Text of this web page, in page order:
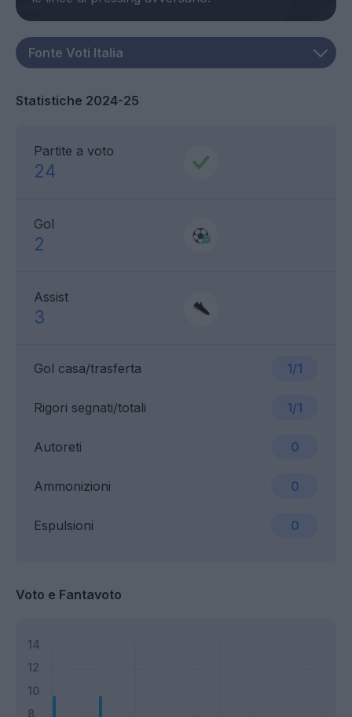
Statistiche 2024-25
Partite a voto
24
Gol
2
Assist
3
Gol casa/trasferta 1/1
Ammonizioni 0
Rigori segnati/totali 1/1
Espulsioni 0
Autoreti 0
Voto e Fantavoto